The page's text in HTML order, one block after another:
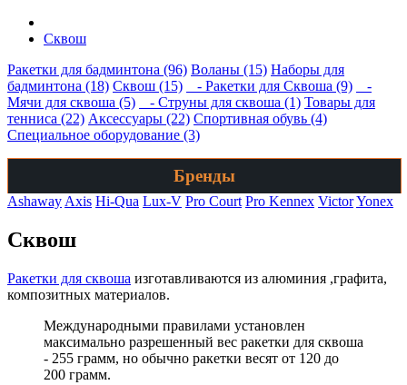
Сквош
Ракетки для бадминтона (96) Воланы (15) Наборы для
бадминтона (18) Сквош (15) - Ракетки для Сквоша (9)
-
Мячи для сквоша (5)
- Cтруны для сквоша (1) Товары для
тенниса (22) Аксессуары (22) Спортивная обувь (4)
Специальное оборудование (3)
Бренды
Ashaway Axis Hi-Qua Lux-V Pro Court Pro Kennex VictorYonex
Сквош
Ракетки для сквоша изготавливаются из алюминия ,графита,
композитных материалов.
Международными правилами установлен
максимально разрешенный вес ракетки для сквоша
- 255 грамм, но обычно ракетки весят от 120 до
200 грамм.